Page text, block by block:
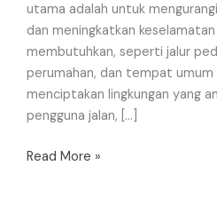
utama adalah untuk
dan meningkatkan
membutuhkan, seperti jalur
perumahan, dan tempat umum
menciptakan lingkungan yang
pengguna jalan, […]
Read More »